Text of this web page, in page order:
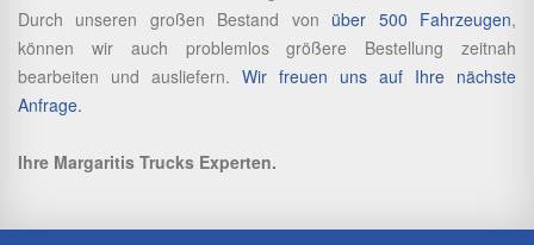
Durch unseren großen Bestand von über 500 Fahrzeugen,
können wir auch problemlos größere Bestellung zeitnah
bearbeiten und ausliefern. Wir freuen uns auf Ihre nächste
Anfrage.
Ihre Margaritis Trucks Experten.